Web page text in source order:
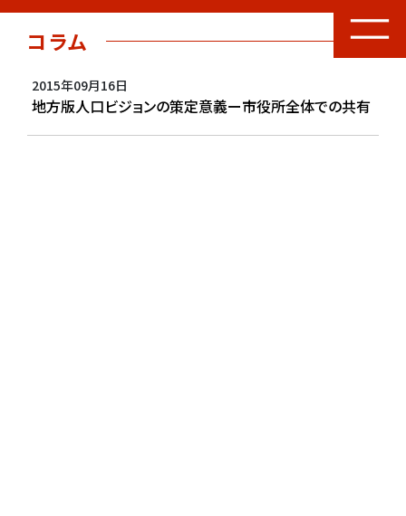
コラム
2015年09月16日
地方版人口ビジョンの策定意義ー市役所全体での共有